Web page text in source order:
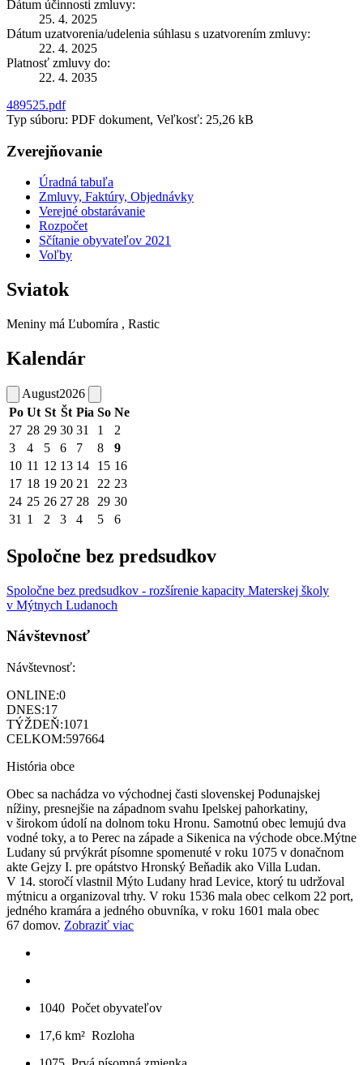
Dátum účinnosti zmluvy:
25. 4. 2025
Dátum uzatvorenia/udelenia súhlasu s uzatvorením zmluvy:
22. 4. 2025
Platnosť zmluvy do:
22. 4. 2035
489525.pdf
Typ súboru: PDF dokument, Veľkosť: 25,26 kB
Zverejňovanie
Úradná tabuľa
Zmluvy, Faktúry, Objednávky
Verejné obstarávanie
Rozpočet
Sčítanie obyvateľov 2021
Voľby
Sviatok
Meniny má Ľubomíra , Rastic
Kalendár
August2026
Po Ut St Št Pia So Ne
27 28 29 30 31 1
2
3
4 5 6 7 8
9
10 11 12 13 14 15 16
17 18 19 20 21 22 23
24 25 26 27 28 29 30
31 1 2 3 4 5 6
Spoločne bez predsudkov
Spoločne bez predsudkov - rozšírenie kapacity Materskej školy
v Mýtnych Ludanoch
Návštevnosť
Návštevnosť:
ONLINE:0
DNES:17
TÝŽDEŇ:1071
CELKOM:597664
História obce
Obec sa nachádza vo východnej časti slovenskej Podunajskej
nížiny, presnejšie na západnom svahu Ipelskej pahorkatiny,
v širokom údolí na dolnom toku Hronu. Samotnú obec lemujú dva
vodné toky, a to Perec na západe a Sikenica na východe obce.Mýtne
Ludany sú prvýkrát písomne spomenuté v roku 1075 v donačnom
akte Gejzy I. pre opátstvo Hronský Beňadik ako Villa Ludan.
V 14. storočí vlastnil Mýto Ludany hrad Levice, ktorý tu udržoval
mýtnicu a organizoval trhy. V roku 1536 mala obec celkom 22 port,
jedného kramára a jedného obuvníka, v roku 1601 mala obec
67 domov. Zobraziť viac
1040 Počet obyvateľov
17,6 km² Rozloha